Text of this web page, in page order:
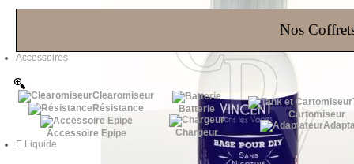
Nos
Accessoires
Clearomiseur
Résistance
Accessoire Epipe
Batterie
Chargeur
Cartomiseur
E Liquide